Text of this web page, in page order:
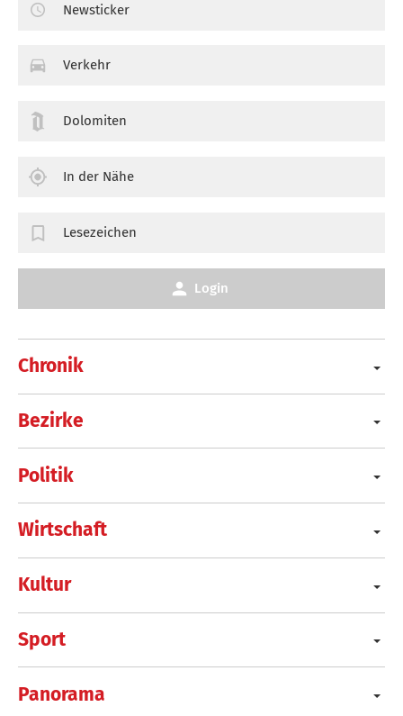
Chronik
Bezirke
Politik
Wirtschaft
Kultur
Sport
Panorama
Newsticker
Verkehr
Dolomiten
In der Nähe
Lesezeichen
Login